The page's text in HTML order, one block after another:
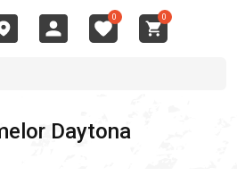
0 0
Daytona